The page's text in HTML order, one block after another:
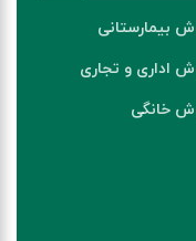
بیمارستانی
اداری و تجاری
خانگی